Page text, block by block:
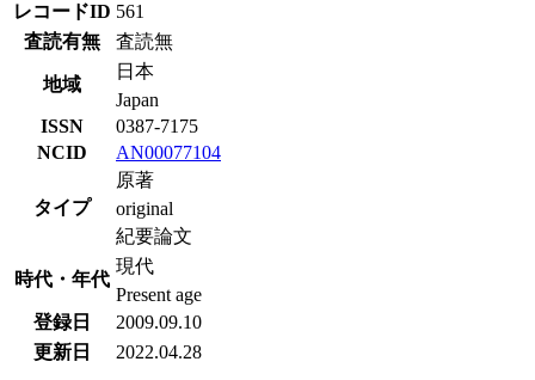
レコードID 561
査読有無
査読無
地域
日本
Japan
ISSN
0387-7175
NCID
AN00077104
タイプ
原著
original
紀要論文
時代・年代
現代
Present age
登録日
2009.09.10
更新日
2022.04.28